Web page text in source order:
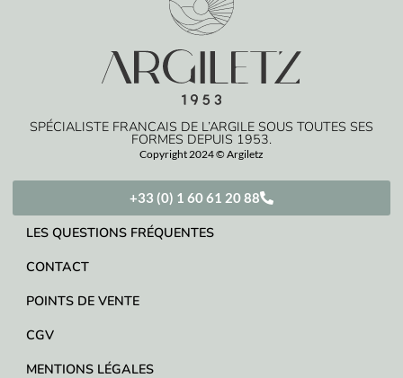
+33 (0) 1 60 61 20 88
LES QUESTIONS FRÉQUENTES
CONTACT
POINTS DE VENTE
CGV
MENTIONS LÉGALES
SPÉCIALISTE FRANCAIS DE L’ARGILE SOUS TOUTES SES
FORMES DEPUIS 1953.
Copyright 2024 © Argiletz